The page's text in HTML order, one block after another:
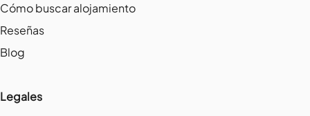
Cómo buscar alojamiento
Reseñas
Blog
Legales